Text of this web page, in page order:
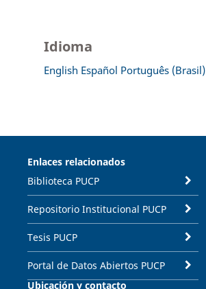
Idioma
English Español Português (Brasil)
Enlaces relacionados
Biblioteca PUCP
Repositorio Institucional PUCP
Tesis PUCP
Portal de Datos Abiertos PUCP
Ubicación y contacto